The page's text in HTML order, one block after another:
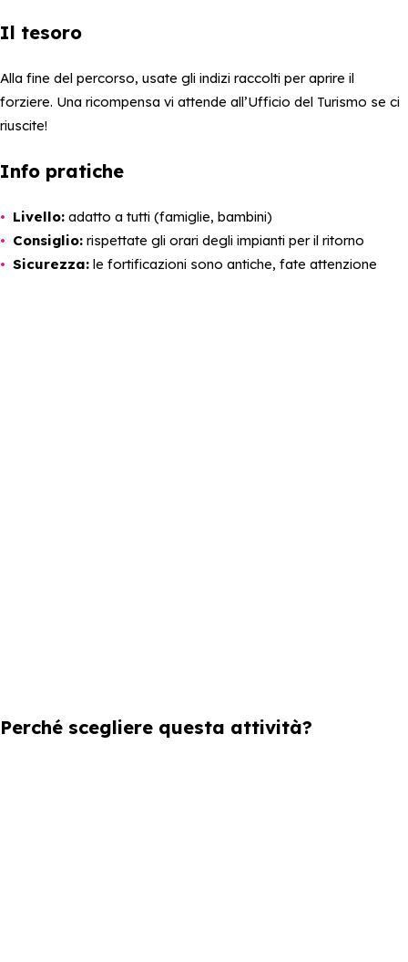
Il tesoro
Alla fine del percorso, usate gli indizi raccolti per aprire il
forziere. Una ricompensa vi attende all’Ufficio del Turismo se ci
riuscite!
Info pratiche
Livello: adatto a tutti (famiglie, bambini)
Consiglio: rispettate gli orari degli impianti per il ritorno
Sicurezza: le fortificazioni sono antiche, fate attenzione
Perché scegliere questa attività?